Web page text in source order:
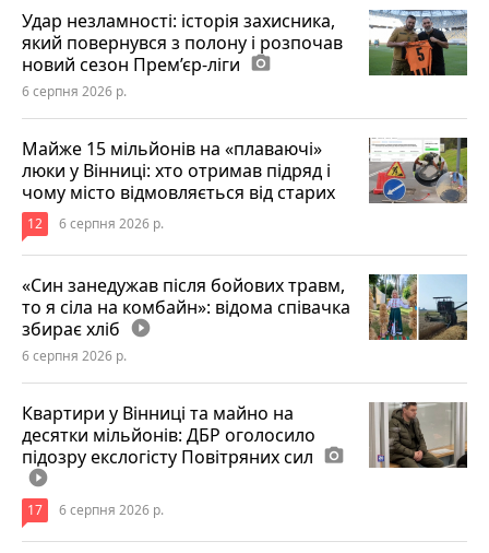
Удар незламності: історія захисника,
який повернувся з полону і розпочав
новий сезон Прем’єр-ліги photo_camera
6 серпня 2026 р.
Майже 15 мільйонів на «плаваючі»
люки у Вінниці: хто отримав підряд і
чому місто відмовляється від старих
12 6 серпня 2026 р.
«Син занедужав після бойових травм,
то я сіла на комбайн»: відома співачка
збирає хліб play_circle_filled
6 серпня 2026 р.
Квартири у Вінниці та майно на
десятки мільйонів: ДБР оголосило
підозру екслогісту Повітряних сил photo_camera
play_circle_filled
17 6 серпня 2026 р.